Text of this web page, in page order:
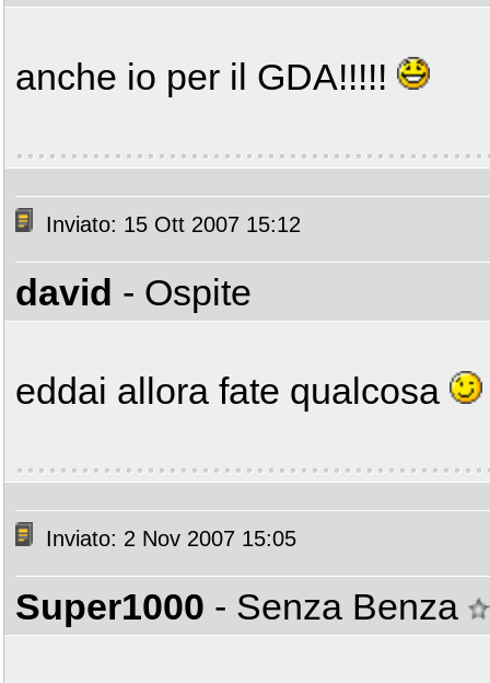
anche io per il GDA!!!!!
Inviato: 15 Ott 2007 15:12
david - Ospite
eddai allora fate qualcosa
Inviato: 2 Nov 2007 15:05
Super1000 - Senza Benza